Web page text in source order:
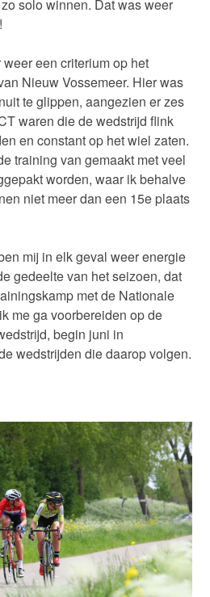
solo winnen. Dat was weer
een criterium op het
Nieuw Vossemeer. Hier was
te glippen, aangezien er zes
waren die de wedstrijd flink
en constant op het wiel zaten.
training van gemaakt met veel
worden, waar ik behalve
niet meer dan een 15e plaats
mij in elk geval weer energie
gedeelte van het seizoen, dat
met de Nationale
me ga voorbereiden op de
begin juni in
wedstrijden die daarop volgen.